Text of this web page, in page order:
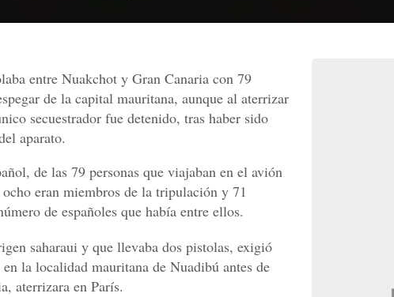
entre Nuakchot y Gran Canaria con 79
de la capital mauritana, aunque al aterrizar
secuestrador fue detenido, tras haber sido
aparato.
de las 79 personas que viajaban en el avión
eran miembros de la tripulación y 71
de españoles que había entre ellos.
saharaui y que llevaba dos pistolas, exigió
la localidad mauritana de Nuadibú antes de
aterrizara en París.